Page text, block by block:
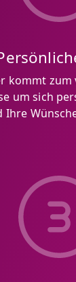
kommt
um sich
Ihre